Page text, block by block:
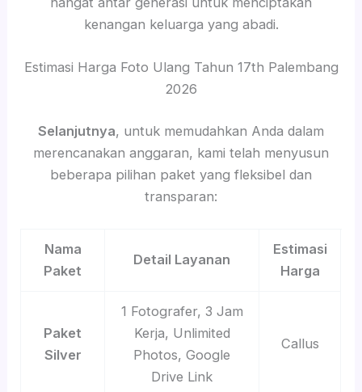
kenangan keluarga yang abadi.
Estimasi Harga Foto Ulang Tahun 17th Palembang
2026
Selanjutnya, untuk memudahkan Anda dalam
merencanakan anggaran, kami telah menyusun
beberapa pilihan paket yang fleksibel dan
transparan:
Nama
Paket
Detail Layanan
Estimasi
Harga
Paket
Silver
1 Fotografer, 3 Jam
Kerja, Unlimited
Photos, Google
Drive Link
Callus